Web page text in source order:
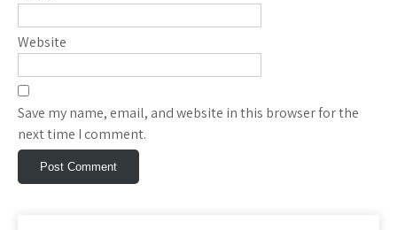
Website
Save my name, email, and website in this browser for the
next time I comment.